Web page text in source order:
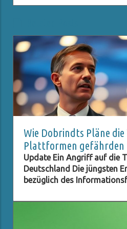
Wie Dobrindts Pläne
Plattformen gefährden
Update Ein Angriff auf die
Deutschland Die jüngsten
bezüglich des
auch alarmierend für